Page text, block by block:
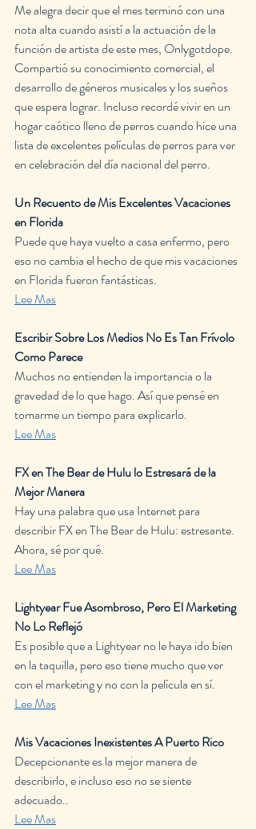
Me alegra decir que el mes terminó con una
nota alta cuando asistí a la actuación de la
función de artista de este mes, Onlygotdope.
Compartió su conocimiento comercial, el
desarrollo de géneros musicales y los sueños
que espera lograr. Incluso recordé vivir en un
hogar caótico lleno de perros cuando hice una
lista de excelentes películas de perros para ver
en celebración del día nacional del perro.
Un Recuento de Mis Excelentes Vacaciones
en Florida
Puede que haya vuelto a casa enfermo, pero
eso no cambia el hecho de que mis vacaciones
en Florida fueron fantásticas.
Lee Mas
Escribir Sobre Los Medios No Es Tan Frívolo
Como Parece
Muchos no entienden la importancia o la
gravedad de lo que hago. Así que pensé en
tomarme un tiempo para explicarlo.
Lee Mas
FX en The Bear de Hulu lo Estresará de la
Mejor Manera
Hay una palabra que usa Internet para
describir FX en The Bear de Hulu: estresante.
Ahora, sé por qué.
Lee Mas
Lightyear Fue Asombroso, Pero El Marketing
No Lo Reflejó
Es posible que a Lightyear no le haya ido bien
en la taquilla, pero eso tiene mucho que ver
con el marketing y no con la película en sí.
Lee Mas
Mis Vacaciones Inexistentes A Puerto Rico
Decepcionante es la mejor manera de
describirlo, e incluso eso no se siente
adecuado..
Lee Mas